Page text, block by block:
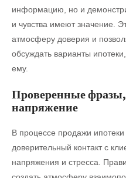
информацию, но и
и чувства имеют значение.
атмосферу доверия и
обсуждать варианты
ему.
Проверенные
напряжение
В процессе продажи ипотеки
доверительный контакт с
напряжения и стресса.